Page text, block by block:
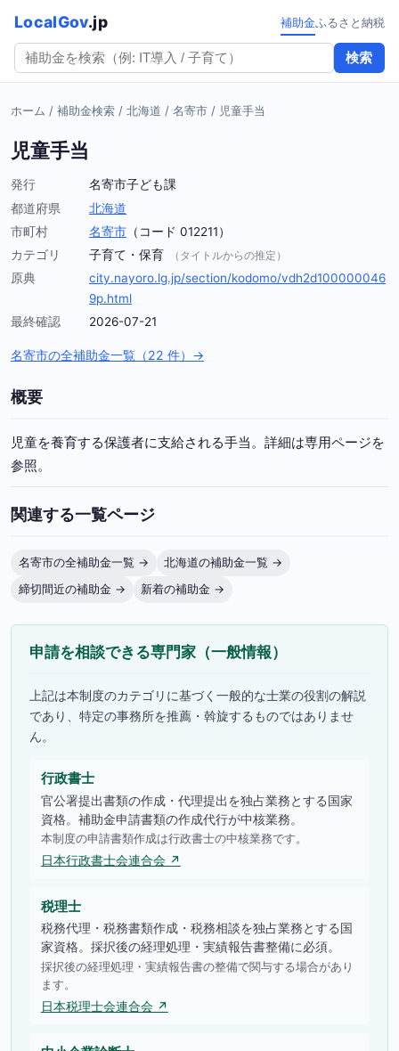
LocalGov.jp
検索
補助金ふるさと納税
ホーム / 補助金検索 / 北海道 / 名寄市 / 児童手当
児童手当
発行
名寄市子ども課
都道府県
北海道
市町村
名寄市 （コード 012211）
カテゴリ
子育て・保育 （タイトルからの推定）
原典
city.nayoro.lg.jp/section/kodomo/vdh2d100000046
9p.html
最終確認
2026-07-21
名寄市の全補助金一覧（22 件）→
概要
児童を養育する保護者に支給される手当。詳細は専用ページを
参照。
関連する一覧ページ
名寄市の全補助金一覧 →
北海道の補助金一覧 →
締切間近の補助金 →
新着の補助金 →
申請を相談できる専門家（一般情報）
上記は本制度のカテゴリに基づく一般的な士業の役割の解説
であり、特定の事務所を推薦・斡旋するものではありませ
ん。
行政書士
官公署提出書類の作成・代理提出を独占業務とする国家
資格。補助金申請書類の作成代行が中核業務。
本制度の申請書類作成は行政書士の中核業務です。
日本行政書士会連合会 ↗
税理士
税務代理・税務書類作成・税務相談を独占業務とする国
家資格。採択後の経理処理・実績報告書整備に必須。
採択後の経理処理・実績報告書の整備で関与する場合があり
ます。
日本税理士会連合会 ↗